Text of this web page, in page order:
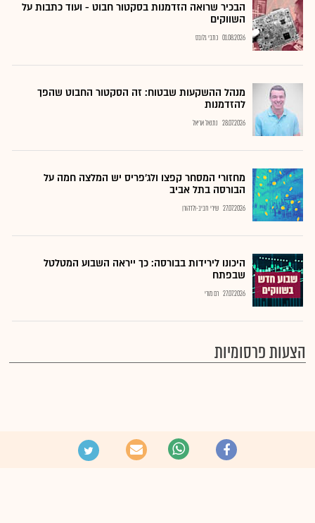
הבכיר שרואה הזדמנות בסקטור חבוט - ועוד כתבות על
השווקים
01.08.2026 כתבי גלובס
מנהל ההשקעות שבטוח: זה הסקטור החבוט שהפך
להזדמנות
28.07.2026 נתנאל אריאל
מחזורי המסחר קפצו ולג'פריס יש המלצה חמה על
הבורסה בתל אביב
27.07.2026 שירי חביב-ולדהורן
היכונו לירידות בבורסה: כך ייראה השבוע המטלטל
שבפתח
27.07.2026 רם מורי
הצעות פרסומיות